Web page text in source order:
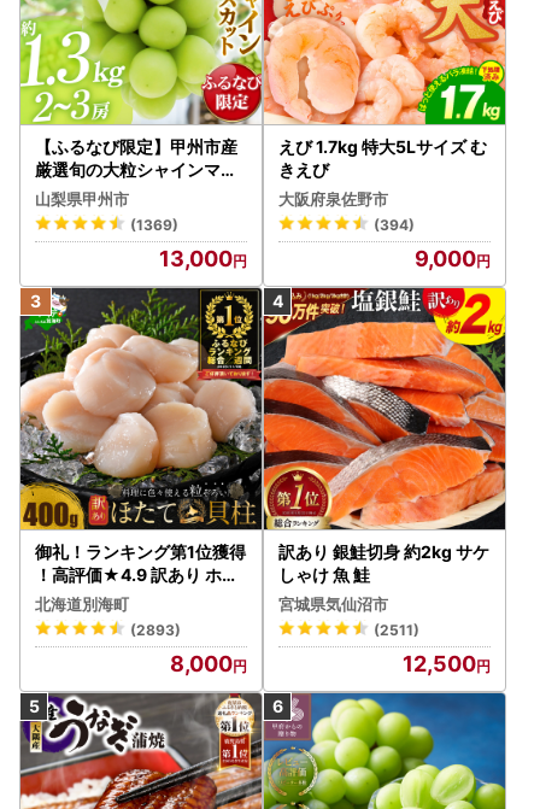
【ふるなび限定】甲州市産
厳選旬の大粒シャインマス
カット 約1.3kg 2～3房【2
026年発送】（MG）B12-
472 FN-Limited-VO シャ
インマスカット フルーツ
山梨県甲州市
(1369)
13,000
えび 1.7kg 特大5Lサイズ む
きえび
大阪府泉佐野市
(394)
9,000
御礼！ランキング第1位獲得
！高評価★4.9 訳あり ホタ
テ 400g（ほたて 帆立 貝柱
冷凍 ）
北海道別海町
(2893)
8,000
訳あり 銀鮭切身 約2kg サケ
しゃけ 魚 鮭
宮城県気仙沼市
(2511)
12,500